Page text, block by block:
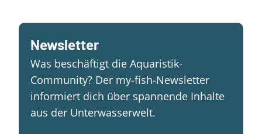
Newsletter
Was beschäftigt die Aquaristik-
Community? Der my-fish-Newsletter
informiert dich über spannende Inhalte
aus der Unterwasserwelt.